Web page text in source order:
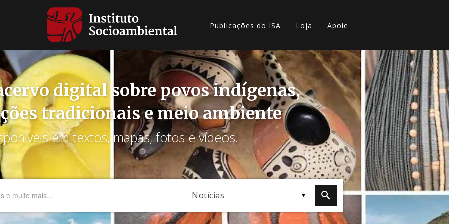
Publicações do ISA Loja Apoie
digital sobre povos indígenas,
tradicionais e meio ambiente
em textos, mapas, fotos e vídeos.
Notícias